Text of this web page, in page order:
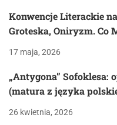
Konwencje Literackie
Groteska, Oniryzm. Co
17 maja, 2026
„Antygona” Sofoklesa:
(matura z języka
26 kwietnia, 2026